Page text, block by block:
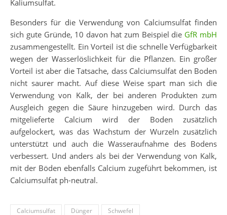
Kaliumsulfat.
Besonders für die Verwendung von Calciumsulfat finden
sich gute Gründe, 10 davon hat zum Beispiel die GfR mbH
zusammengestellt. Ein Vorteil ist die schnelle Verfügbarkeit
wegen der Wasserlöslichkeit für die Pflanzen. Ein großer
Vorteil ist aber die Tatsache, dass Calciumsulfat den Boden
nicht saurer macht. Auf diese Weise spart man sich die
Verwendung von Kalk, der bei anderen Produkten zum
Ausgleich gegen die Säure hinzugeben wird. Durch das
mitgelieferte Calcium wird der Boden zusätzlich
aufgelockert, was das Wachstum der Wurzeln zusätzlich
unterstützt und auch die Wasseraufnahme des Bodens
verbessert. Und anders als bei der Verwendung von Kalk,
mit der Böden ebenfalls Calcium zugeführt bekommen, ist
Calciumsulfat ph-neutral.
Calciumsulfat Dünger Schwefel